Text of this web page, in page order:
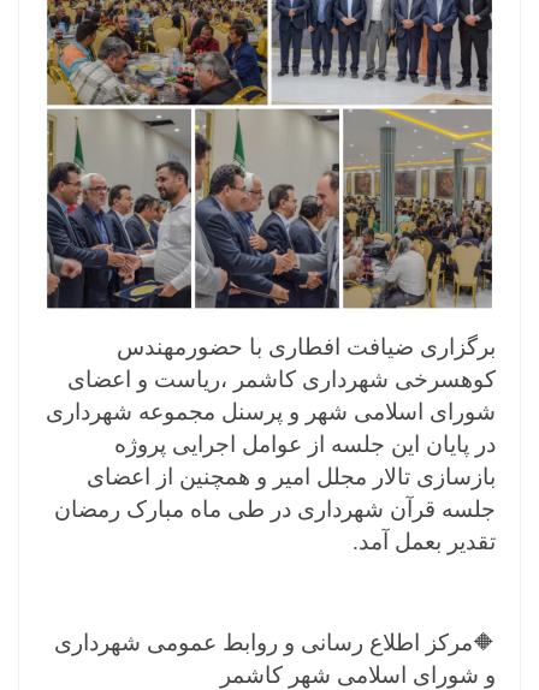
برگزاری ضیافت افطاری با حضورمهندس
کوهسرخی شهرداری کاشمر ،ریاست و اعضای
شورای اسلامی شهر و پرسنل مجموعه شهرداری
در پایان این جلسه از عوامل اجرایی پروژه
بازسازی تالار مجلل امیر و همچنین از اعضای
جلسه قرآن شهرداری در طی ماه مبارک رمضان
تقدیر بعمل آمد.
🔶مرکز اطلاع رسانی و روابط عمومی شهرداری
و شورای اسلامی شهر کاشمر